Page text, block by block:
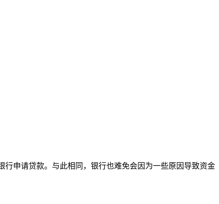
申请贷款。与此相同，银行也难免会因为一些原因导致资金